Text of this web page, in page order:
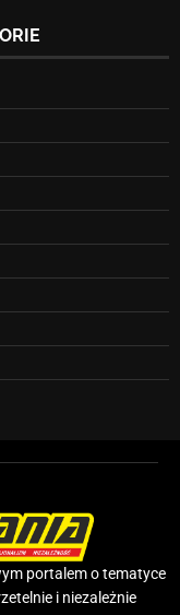
portalem o tematyce
i niezależnie